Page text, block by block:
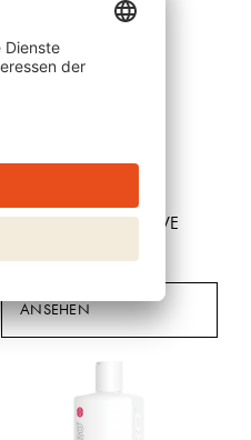
BIOTECH RESTORATIVE
ANSEHEN